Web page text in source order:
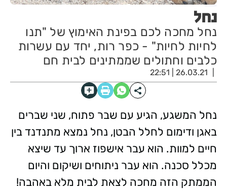
נחל
נחל מחכה לכם בפינת האימוץ של "תנו
לחיות לחיות" - כפר רות, יחד עם עשרות
כלבים וחתולים שממתינים לבית חם
26.03.21 | 22:51
נחל המשגע, הגיע עם שבר פתוח, שני שברים
באגן ודימום לחלל הבטן, נחל נמצא מתנדנד בין
חיים למוות. הוא עבר אישפוז ארוך עד שיצא
מכלל סכנה. הוא עבר ניתוחים ושיקום והיום
הממתק הזה מחכה לצאת לבית מלא באהבה!